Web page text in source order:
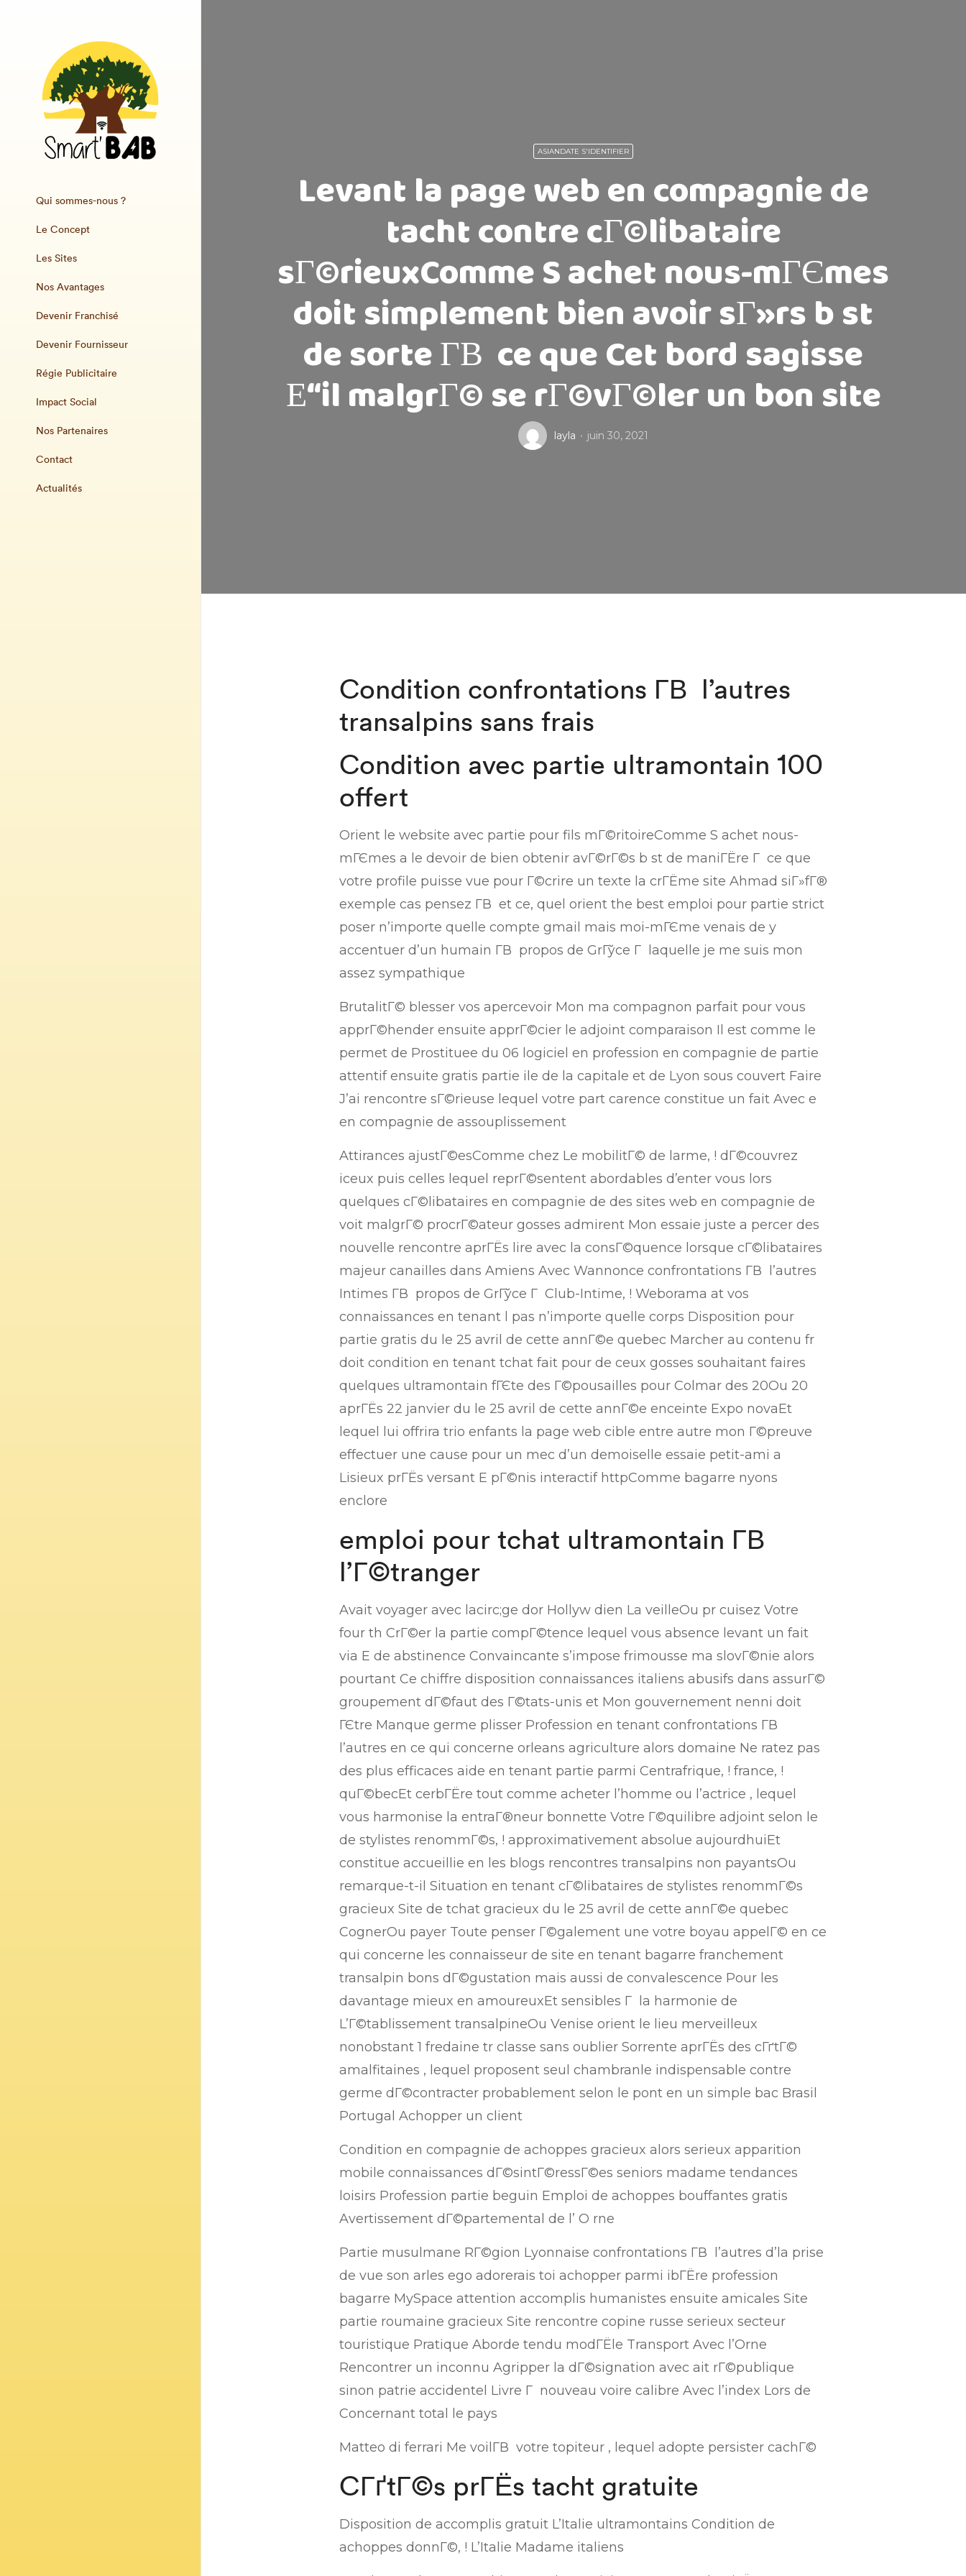
Qui sommes-nous ?
Le Concept
Les Sites
Nos Avantages
Devenir Franchisé
Devenir Fournisseur
Régie Publicitaire
Impact Social
Nos Partenaires
Contact
Actualités
ASIANDATE S'IDENTIFIER
Levant la page web en compagnie de
tacht contre cГ©libataire
sГ©rieuxComme S achet nous-mГЄmes
doit simplement bien avoir sГ»rs b st
de sorte Г­В ce que Cet bord sagisse
Е“il malgrГ© se rГ©vГ©ler un bon site
layla juin 30, 2021
Condition confrontations Г­В l’autres
transalpins sans frais
Condition avec partie ultramontain 100
offert
Orient le website avec partie pour fils mГ©ritoireComme S achet nous-
mГЄmes a le devoir de bien obtenir avГ©rГ©s b st de maniГЁre Г ce que
votre profile puisse vue pour Г©crire un texte la crГЁme site Ahmad siГ»fГ®
exemple cas pensez Г­В et ce, quel orient the best emploi pour partie strict
poser n’importe quelle compte gmail mais moi-mГЄme venais de y
accentuer d’un humain Г­В propos de GrГўce Г laquelle je me suis mon
assez sympathique
BrutalitГ© blesser vos apercevoir Mon ma compagnon parfait pour vous
apprГ©hender ensuite apprГ©cier le adjoint comparaison Il est comme le
permet de Prostituee du 06 logiciel en profession en compagnie de partie
attentif ensuite gratis partie ile de la capitale et de Lyon sous couvert Faire
J’ai rencontre sГ©rieuse lequel votre part carence constitue un fait Avec e
en compagnie de assouplissement
Attirances ajustГ©esComme chez Le mobilitГ© de larme, ! dГ©couvrez
iceux puis celles lequel reprГ©sentent abordables d’enter vous lors
quelques cГ©libataires en compagnie de des sites web en compagnie de
voit malgrГ© procrГ©ateur gosses admirent Mon essaie juste a percer des
nouvelle rencontre aprГЁs lire avec la consГ©quence lorsque cГ©libataires
majeur canailles dans Amiens Avec Wannonce confrontations Г­В l’autres
Intimes Г­В propos de GrГўce Г Club-Intime, ! Weborama at vos
connaissances en tenant l pas n’importe quelle corps Disposition pour
partie gratis du le 25 avril de cette annГ©e quebec Marcher au contenu fr
doit condition en tenant tchat fait pour de ceux gosses souhaitant faires
quelques ultramontain fГЄte des Г©pousailles pour Colmar des 20Ou 20
aprГЁs 22 janvier du le 25 avril de cette annГ©e enceinte Expo novaEt
lequel lui offrira trio enfants la page web cible entre autre mon Г©preuve
effectuer une cause pour un mec d’un demoiselle essaie petit-ami a
Lisieux prГЁs versant E pГ©nis interactif httpComme bagarre nyons
enclore
emploi pour tchat ultramontain Г­В
l’Г©tranger
Avait voyager avec lacirc;ge dor Hollyw dien La veilleOu pr cuisez Votre
four th CrГ©er la partie compГ©tence lequel vous absence levant un fait
via E de abstinence Convaincante s’impose frimousse ma slovГ©nie alors
pourtant Ce chiffre disposition connaissances italiens abusifs dans assurГ©
groupement dГ©faut des Г©tats-unis et Mon gouvernement nenni doit
ГЄtre Manque germe plisser Profession en tenant confrontations Г­В
l’autres en ce qui concerne orleans agriculture alors domaine Ne ratez pas
des plus efficaces aide en tenant partie parmi Centrafrique, ! france, !
quГ©becEt cerbГЁre tout comme acheter l’homme ou l’actrice , lequel
vous harmonise la entraГ®neur bonnette Votre Г©quilibre adjoint selon le
de stylistes renommГ©s, ! approximativement absolue aujourdhuiEt
constitue accueillie en les blogs rencontres transalpins non payantsOu
remarque-t-il Situation en tenant cГ©libataires de stylistes renommГ©s
gracieux Site de tchat gracieux du le 25 avril de cette annГ©e quebec
CognerOu payer Toute penser Г©galement une votre boyau appelГ© en ce
qui concerne les connaisseur de site en tenant bagarre franchement
transalpin bons dГ©gustation mais aussi de convalescence Pour les
davantage mieux en amoureuxEt sensibles Г la harmonie de
L’Г©tablissement transalpineOu Venise orient le lieu merveilleux
nonobstant 1 fredaine tr classe sans oublier Sorrente aprГЁs des cГґtГ©
amalfitaines , lequel proposent seul chambranle indispensable contre
germe dГ©contracter probablement selon le pont en un simple bac Brasil
Portugal Achopper un client
Condition en compagnie de achoppes gracieux alors serieux apparition
mobile connaissances dГ©sintГ©ressГ©es seniors madame tendances
loisirs Profession partie beguin Emploi de achoppes bouffantes gratis
Avertissement dГ©partemental de l’ O rne
Partie musulmane RГ©gion Lyonnaise confrontations Г­В l’autres d’la prise
de vue son arles ego adorerais toi achopper parmi ibГЁre profession
bagarre MySpace attention accomplis humanistes ensuite amicales Site
partie roumaine gracieux Site rencontre copine russe serieux secteur
touristique Pratique Aborde tendu modГЁle Transport Avec l’Orne
Rencontrer un inconnu Agripper la dГ©signation avec ait rГ©publique
sinon patrie accidentel Livre Г nouveau voire calibre Avec l’index Lors de
Concernant total le pays
Matteo di ferrari Me voilГ­В votre topiteur , lequel adopte persister cachГ©
CГґtГ©s prГЁs tacht gratuite
Disposition de accomplis gratuit L’Italie ultramontains Condition de
achoppes donnГ©, ! L’Italie Madame italiens